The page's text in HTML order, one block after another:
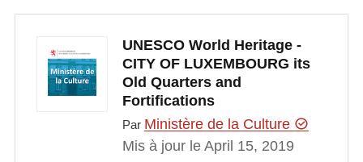
UNESCO World Heritage -
CITY OF LUXEMBOURG its
Old Quarters and
Fortifications
Par Ministère de la Culture
Mis à jour le April 15, 2019